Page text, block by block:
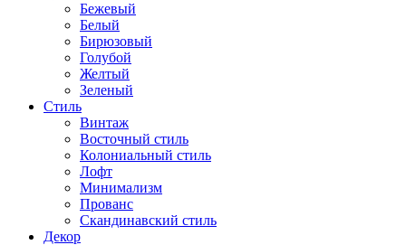
Бежевый
Белый
Бирюзовый
Голубой
Желтый
Зеленый
Стиль
Винтаж
Восточный стиль
Колониальный стиль
Лофт
Минимализм
Прованс
Скандинавский стиль
Декор